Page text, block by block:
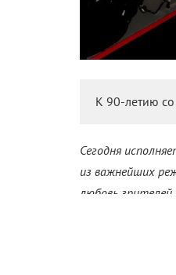
К 90-летию
Сегодня
из важнейших
любовь